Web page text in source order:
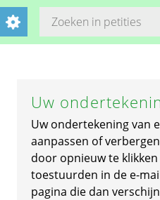
Uw
Uw ondertekening van
aanpassen of
door opnieuw te
toestuurden in de e-
pagina die dan